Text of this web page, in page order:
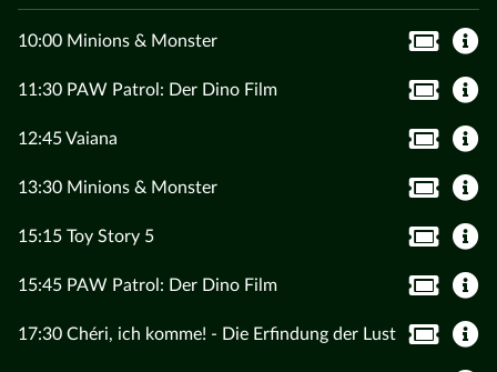
10:00 Minions & Monster
11:30 PAW Patrol: Der Dino Film
12:45 Vaiana
13:30 Minions & Monster
15:15 Toy Story 5
15:45 PAW Patrol: Der Dino Film
17:30 Chéri, ich komme! - Die Erfindung der Lust